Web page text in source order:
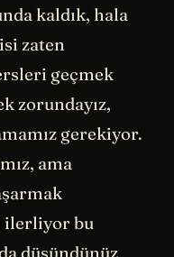
kaldık, hala
zaten
geçmek
zorundayız,
gerekiyor.
ama
ilerliyor bu